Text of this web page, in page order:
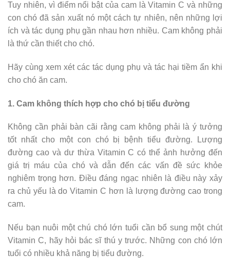
Tuy nhiên, vì điểm nổi bật của cam là Vitamin C và những
con chó đã sản xuất nó một cách tự nhiên, nên những lợi
ích và tác dụng phụ gần nhau hơn nhiều. Cam không phải
là thứ cần thiết cho chó.
Hãy cùng xem xét các tác dụng phụ và tác hại tiềm ẩn khi
cho chó ăn cam.
1. Cam không thích hợp cho chó bị tiểu đường
Không cần phải bàn cãi rằng cam không phải là ý tưởng
tốt nhất cho một con chó bị bệnh tiểu đường. Lượng
đường cao và dư thừa Vitamin C có thể ảnh hưởng đến
giá trị máu của chó và dẫn đến các vấn đề sức khỏe
nghiêm trọng hơn. Điều đáng ngạc nhiên là điều này xảy
ra chủ yếu là do Vitamin C hơn là lượng đường cao trong
cam.
Nếu bạn nuôi một chú chó lớn tuổi cần bổ sung một chút
Vitamin C, hãy hỏi bác sĩ thú y trước. Những con chó lớn
tuổi có nhiều khả năng bị tiểu đường.